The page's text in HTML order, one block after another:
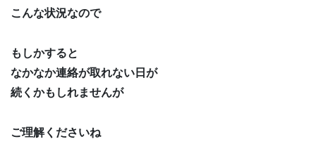
こんな状況なので
もしかすると
なかなか連絡が取れない日が
続くかもしれませんが
ご理解くださいね